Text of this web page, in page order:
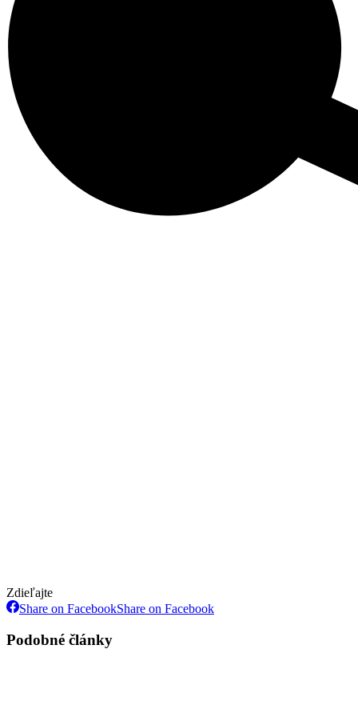
Zdieľajte
Share on FacebookShare on Facebook
Podobné články